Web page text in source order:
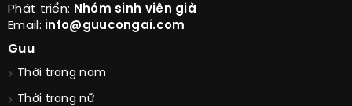
Phát triển: Nhóm sinh viên già
Email: info@guucongai.com
Guu
Thời trang nam
Thời trang nữ